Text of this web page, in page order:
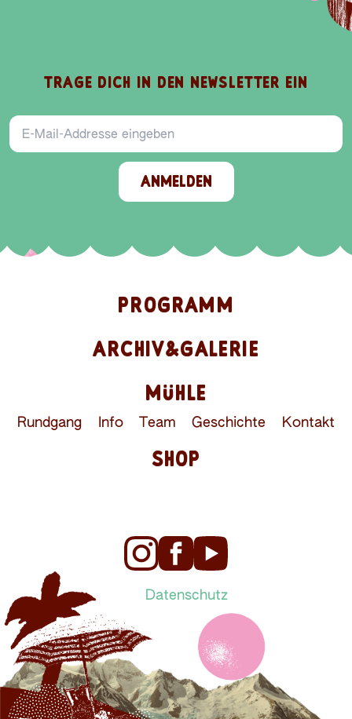
TRAGE DICH IN DEN NEWSLETTER EIN
E-Mail-Addresse
ANMELDEN
PROGRAMM
ARCHIV&GALERIE
MÜHLE
Rundgang Info Team Geschichte Kontakt
SHOP
Datenschutz